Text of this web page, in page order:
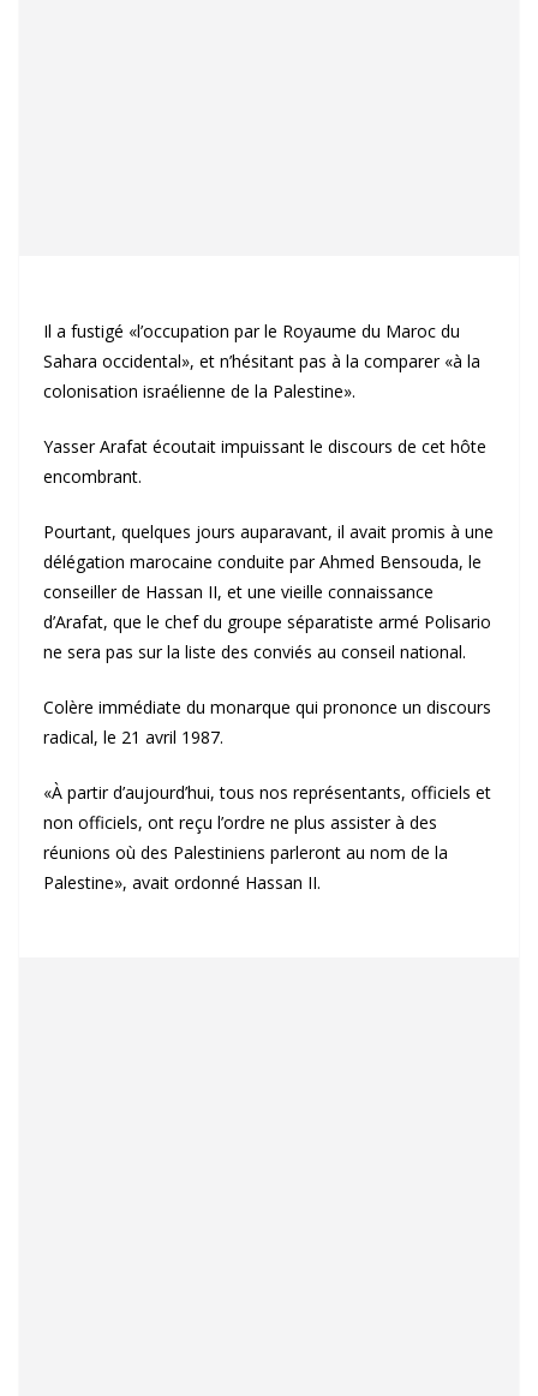
Il a fustigé «l’occupation par le Royaume du Maroc du
Sahara occidental», et n’hésitant pas à la comparer «à la
colonisation israélienne de la Palestine».
Yasser Arafat écoutait impuissant le discours de cet hôte
encombrant.
Pourtant, quelques jours auparavant, il avait promis à une
délégation marocaine conduite par Ahmed Bensouda, le
conseiller de Hassan II, et une vieille connaissance
d’Arafat, que le chef du groupe séparatiste armé Polisario
ne sera pas sur la liste des conviés au conseil national.
Colère immédiate du monarque qui prononce un discours
radical, le 21 avril 1987.
«À partir d’aujourd’hui, tous nos représentants, officiels et
non officiels, ont reçu l’ordre ne plus assister à des
réunions où des Palestiniens parleront au nom de la
Palestine», avait ordonné Hassan II.